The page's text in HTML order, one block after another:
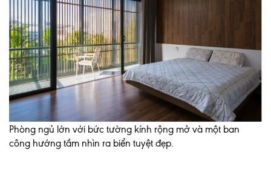
Phòng ngủ lớn với bức tường kính rộng mở và một ban
công hướng tầm nhìn ra biển tuyệt đẹp.